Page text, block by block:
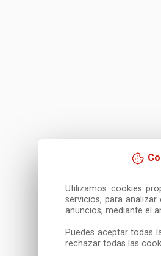
Utilizamos cookies
servicios, para
anuncios, mediante el
Puedes aceptar todas
rechazar todas las